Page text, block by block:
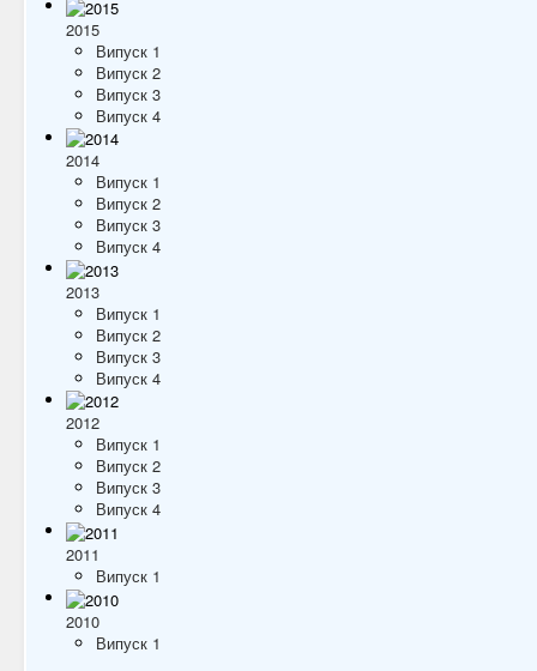
2015
Випуск 1
Випуск 2
Випуск 3
Випуск 4
2014
Випуск 1
Випуск 2
Випуск 3
Випуск 4
2013
Випуск 1
Випуск 2
Випуск 3
Випуск 4
2012
Випуск 1
Випуск 2
Випуск 3
Випуск 4
2011
Випуск 1
2010
Випуск 1